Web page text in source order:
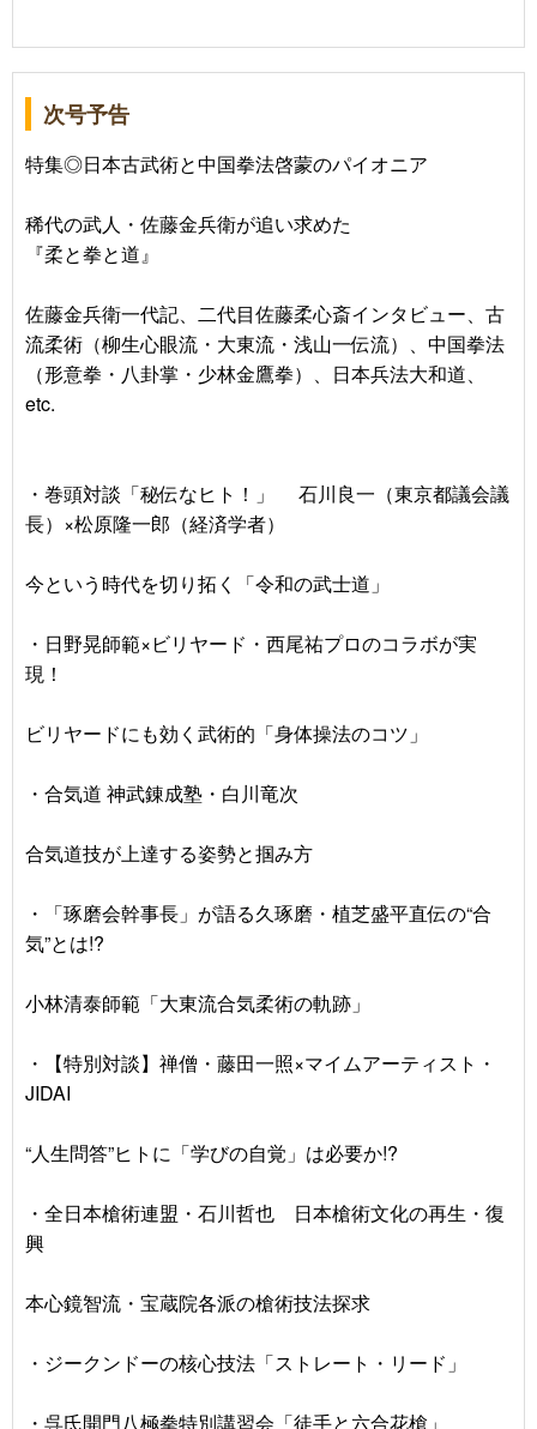
次号予告
特集◎日本古武術と中国拳法啓蒙のパイオニア
稀代の武人・佐藤金兵衛が追い求めた
『柔と拳と道』
佐藤金兵衛一代記、二代目佐藤柔心斎インタビュー、古
流柔術（柳生心眼流・大東流・浅山一伝流）、中国拳法
（形意拳・八卦掌・少林金鷹拳）、日本兵法大和道、
etc.
・巻頭対談「秘伝なヒト！」 石川良一（東京都議会議
長）×松原隆一郎（経済学者）
今という時代を切り拓く「令和の武士道」
・日野晃師範×ビリヤード・西尾祐プロのコラボが実
現！
ビリヤードにも効く武術的「身体操法のコツ」
・合気道 神武錬成塾・白川竜次
合気道技が上達する姿勢と掴み方
・「琢磨会幹事長」が語る久琢磨・植芝盛平直伝の“合
気”とは!?
小林清泰師範「大東流合気柔術の軌跡」
・【特別対談】禅僧・藤田一照×マイムアーティスト・
JIDAI
“人生問答”ヒトに「学びの自覚」は必要か!?
・全日本槍術連盟・石川哲也 日本槍術文化の再生・復
興
本心鏡智流・宝蔵院各派の槍術技法探求
・ジークンドーの核心技法「ストレート・リード」
・呉氏開門八極拳特別講習会「徒手と六合花槍」